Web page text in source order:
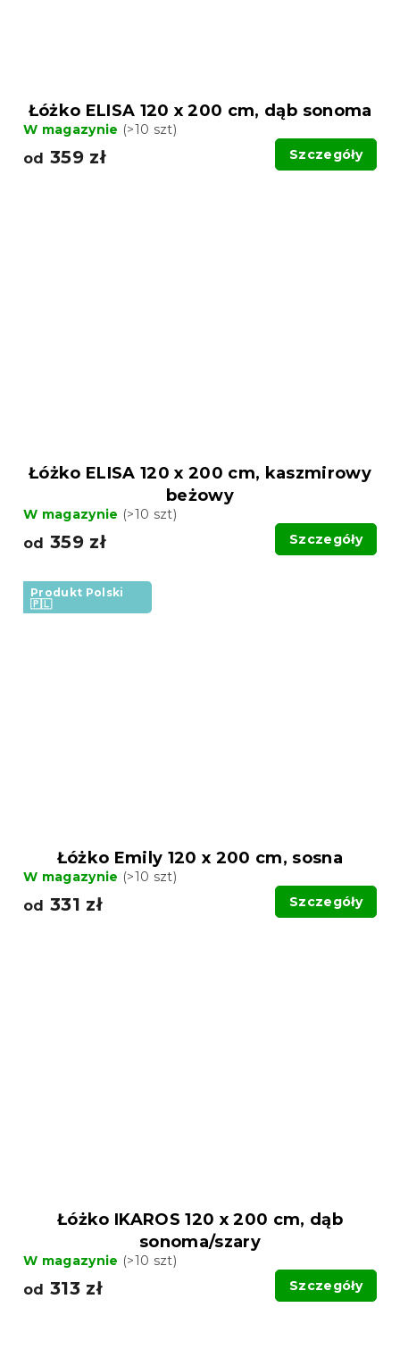
Łóżko ELISA 120 x 200 cm, dąb sonoma
W magazynie (>10 szt)
od 359 zł Szczegóły
Łóżko ELISA 120 x 200 cm, kaszmirowy
beżowy
W magazynie (>10 szt)
od 359 zł Szczegóły
Produkt Polski
🇵🇱
Łóżko Emily 120 x 200 cm, sosna
W magazynie (>10 szt)
od 331 zł Szczegóły
Łóżko IKAROS 120 x 200 cm, dąb
sonoma/szary
W magazynie (>10 szt)
od 313 zł Szczegóły